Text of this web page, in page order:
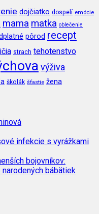
dojčiatko dospelí emócie
mama matka oblečenie
pôrod recept
strach tehotenstvo
výživa
školák šťastie žena
infekcie s vyrážkami
bojovníkov:
bábätiek